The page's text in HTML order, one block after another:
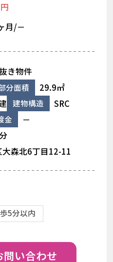
円
月/－
き物件
分面積 29.9㎡
建物構造 SRC
金 －
森北6丁目12-11
5分以内
い合わせ